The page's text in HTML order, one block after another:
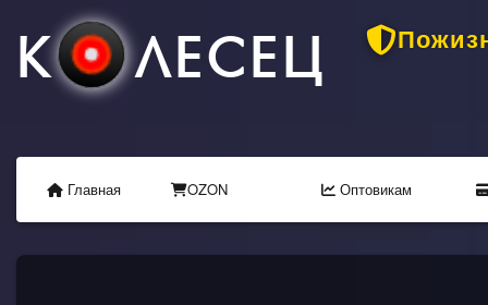
К ЛЕСЕЦ
Главная OZON Оптовикам